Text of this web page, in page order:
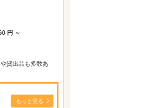
円 ～
貸出品も多数あ
もっと見る